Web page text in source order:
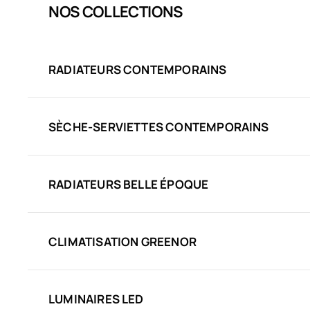
NOS COLLECTIONS
RADIATEURS CONTEMPORAINS
SÈCHE-SERVIETTES CONTEMPORAINS
RADIATEURS BELLE ÉPOQUE
CLIMATISATION GREENOR
LUMINAIRES LED